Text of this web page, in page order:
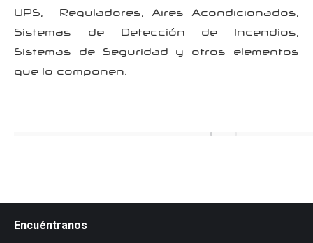
UPS, Reguladores, Aires Acondicionados,
Sistemas de Detección de Incendios,
Sistemas de Seguridad y otros elementos
que lo componen.
Encuéntranos